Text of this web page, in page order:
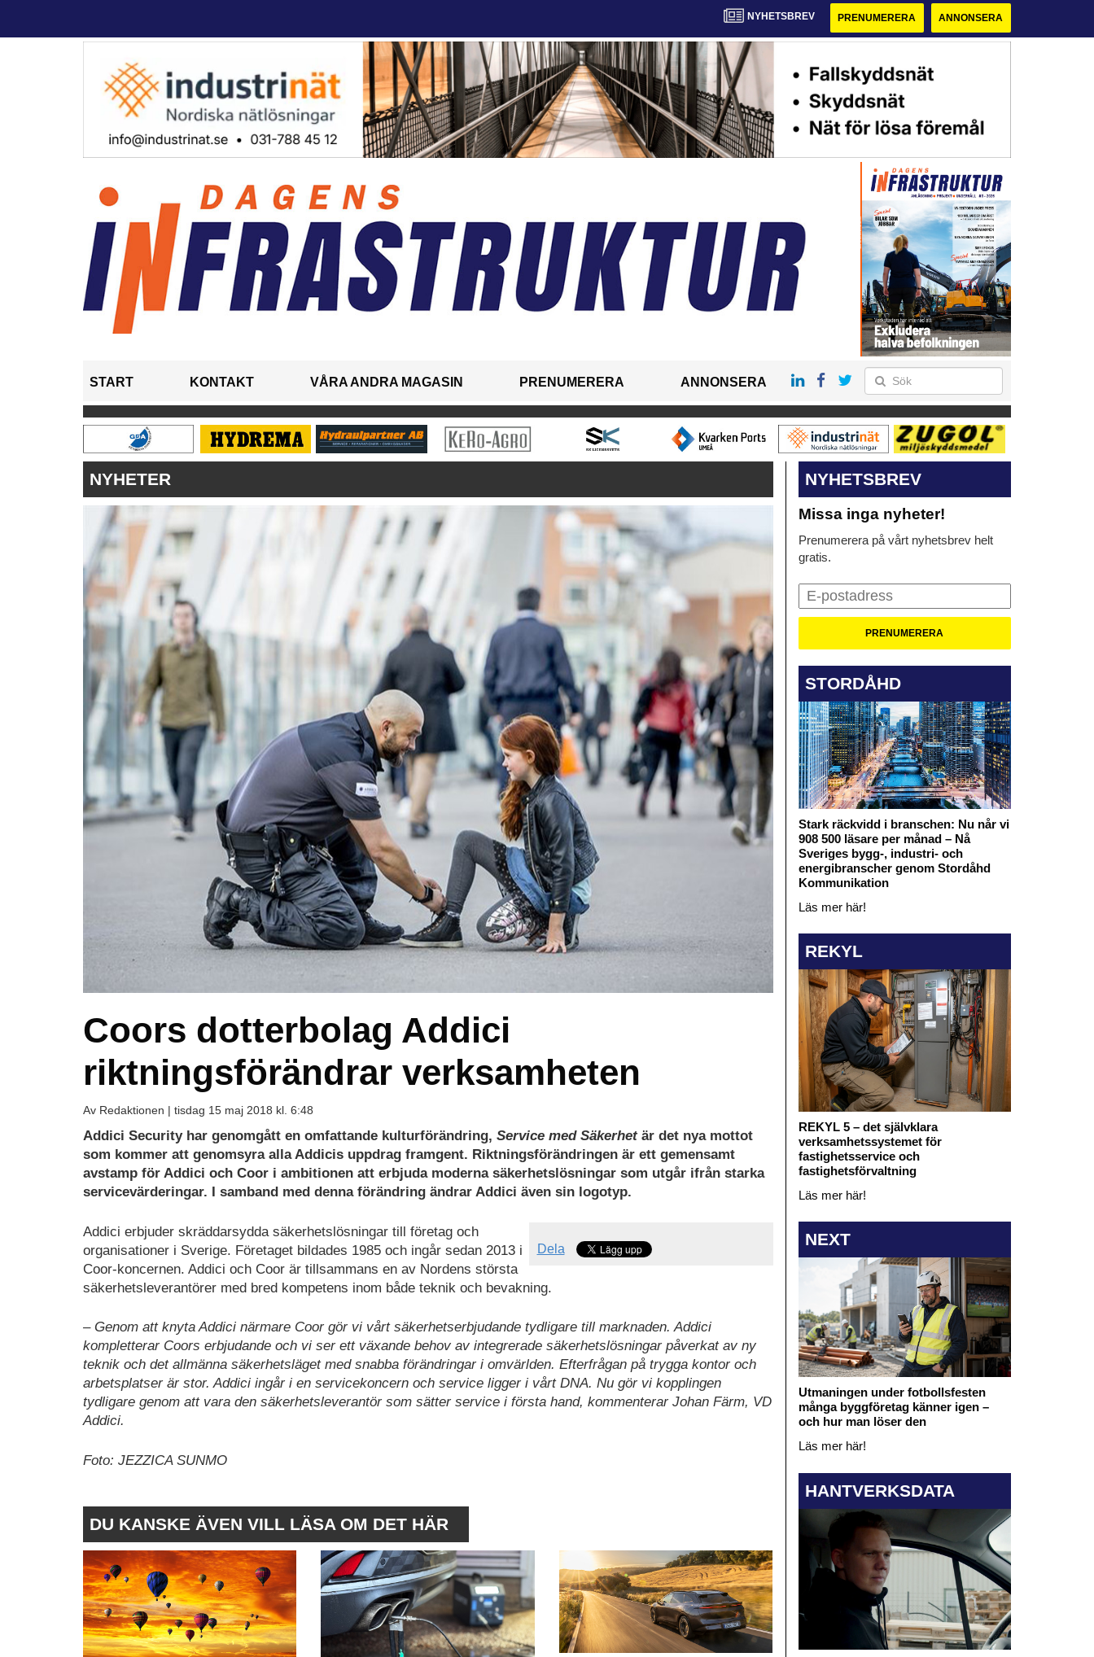
NYHETSBREV PRENUMERERA ANNONSERA
START KONTAKT VÅRA ANDRA MAGASIN PRENUMERERA ANNONSERA
NYHETER
Coors dotterbolag Addici
riktningsförändrar verksamheten
Av Redaktionen | tisdag 15 maj 2018 kl. 6:48
Addici Security har genomgått en omfattande kulturförändring, Service med Säkerhetär det nya mottot
som kommer att genomsyra alla Addicis uppdrag framgent. Riktningsförändringen är ett gemensamt
avstamp för Addici och Coor i ambitionen att erbjuda moderna säkerhetslösningar som utgår ifrån starka
servicevärderingar. I samband med denna förändring ändrar Addici även sin logotyp.
Dela
Addici erbjuder skräddarsydda säkerhetslösningar till företag och
organisationer i Sverige. Företaget bildades 1985 och ingår sedan 2013 i
Coor-koncernen. Addici och Coor är tillsammans en av Nordens största
säkerhetsleverantörer med bred kompetens inom både teknik och bevakning.
– Genom att knyta Addici närmare Coor gör vi vårt säkerhetserbjudande tydligare till marknaden. Addici
kompletterar Coors erbjudande och vi ser ett växande behov av integrerade säkerhetslösningar påverkat av ny
teknik och det allmänna säkerhetsläget med snabba förändringar i omvärlden. Efterfrågan på trygga kontor och
arbetsplatser är stor. Addici ingår i en servicekoncern och service ligger i vårt DNA. Nu gör vi kopplingen
tydligare genom att vara den säkerhetsleverantör som sätter service i första hand, kommenterar Johan Färm, VD
Addici.
Foto: JEZZICA SUNMO
DU KANSKE ÄVEN VILL LÄSA OM DET HÄR
NYHETSBREV
Missa inga nyheter!
Prenumerera på vårt nyhetsbrev helt
gratis.
STORDÅHD
Stark räckvidd i branschen: Nu når vi
908 500 läsare per månad – Nå
Sveriges bygg-, industri- och
energibranscher genom Stordåhd
Kommunikation
Läs mer här!
REKYL
REKYL 5 – det självklara
verksamhetssystemet för
fastighetsservice och
fastighetsförvaltning
Läs mer här!
NEXT
Utmaningen under fotbollsfesten
många byggföretag känner igen –
och hur man löser den
Läs mer här!
HANTVERKSDATA